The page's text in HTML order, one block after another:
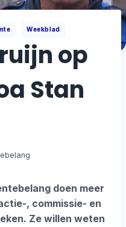
Weekblad
op
Stan
doen meer
, commissie- en
Ze willen weten